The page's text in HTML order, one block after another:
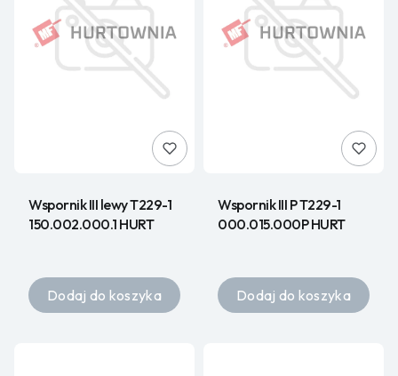
Wspornik III lewy T229-1
150.002.000.1 HURT
Dodaj do koszyka
Wspornik III P T229-1
000.015.000P HURT
Dodaj do koszyka